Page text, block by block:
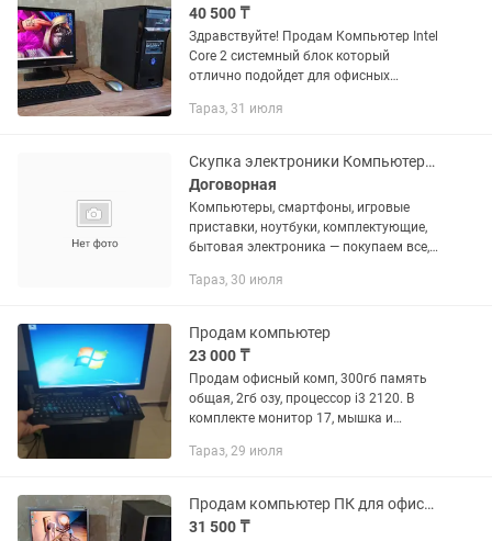
40 500 ₸
Здравствуйте! Продам Компьютер Intel
Core 2 системный блок который
отлично подойдет для офисных
фильмов, посиделок в интернете,
использования...
Тараз, 31 июля
Скупка электроники Компьютеры, смартфоны, игровые приставки
Договорная
Компьютеры, смартфоны, игровые
приставки, ноутбуки, комплектующие,
бытовая электроника — покупаем все,
устройство или целая партия? Без
Тараз, 30 июля
Продам компьютер
23 000 ₸
Продам офисный комп, 300гб память
общая, 2гб озу, процессор i3 2120. В
комплекте монитор 17, мышка и
Тараз, 29 июля
Продам компьютер ПК для офисных задач и слабых игр
31 500 ₸